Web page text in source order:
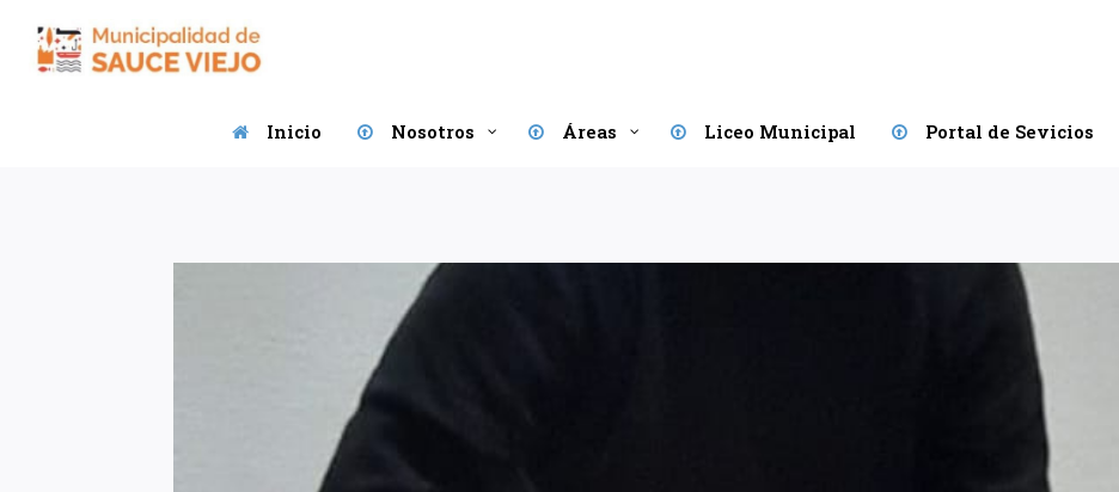
contenido
Inicio Nosotros Áreas Liceo Municipal Portal de Sevicios